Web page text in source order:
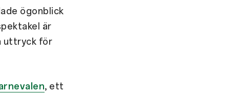
ögonblick
är
uttryck för
, ett